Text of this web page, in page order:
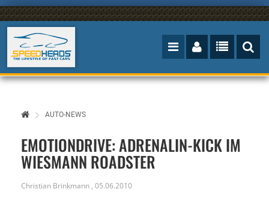
AUTO-NEWS
EMOTIONDRIVE: ADRENALIN-KICK IM
WIESMANN ROADSTER
Christian Brinkmann , 05.06.2010